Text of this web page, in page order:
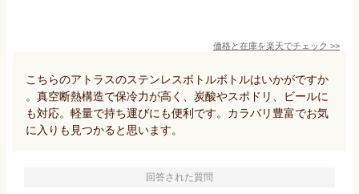
価格と在庫を楽天でチェック >>
こちらのアトラスのステンレスボトルボトルはいかがですか
。真空断熱構造で保冷力が高く、炭酸やスポドリ、ビールに
も対応。軽量で持ち運びにも便利です。カラバリ豊富でお気
に入りも見つかると思います。
回答された質問